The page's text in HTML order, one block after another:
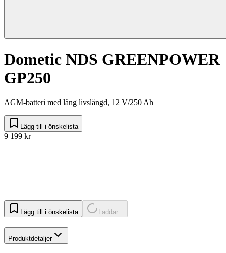
Dometic NDS GREENPOWER
GP250
AGM-batteri med lång livslängd, 12 V/250 Ah
Lägg till i önskelista
9 199 kr
Lägg till i önskelista Laddar...
Produktdetaljer